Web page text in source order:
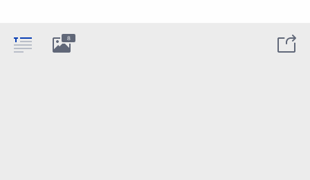
8